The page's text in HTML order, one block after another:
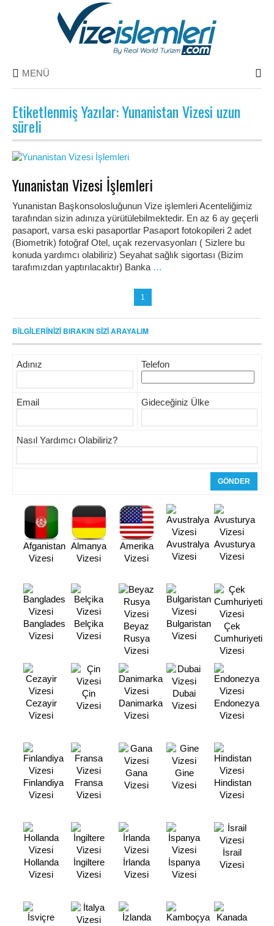
MENÜ
Etiketlenmiş Yazılar: Yunanistan Vizesi uzun
süreli
Yunanistan Vizesi İşlemleri
Yunanistan Başkonsolosluğunun Vize işlemleri Acenteliğimiz
tarafından sizin adınıza yürütülebilmektedir. En az 6 ay geçerli
pasaport, varsa eski pasaportlar Pasaport fotokopileri 2 adet
(Biometrik) fotoğraf Otel, uçak rezervasyonları ( Sizlere bu
konuda yardımcı olabiliriz) Seyahat sağlık sigortası (Bizim
tarafımızdan yaptırılacaktır) Banka …
1
BİLGİLERİNİZİ BIRAKIN SİZİ ARAYALIM
Adınız Telefon
Email Gideceğiniz Ülke
Nasıl Yardımcı Olabiliriz?
Afganistan
Vizesi
Almanya
Vizesi
Amerika
Vizesi
Avustralya
Vizesi
Avusturya
Vizesi
Banglades
Vizesi
Belçika
Vizesi
Beyaz
Rusya
Vizesi
Bulgaristan
Vizesi
Çek
Cumhuriyeti
Vizesi
Cezayir
Vizesi
Çin
Vizesi
Danimarka
Vizesi
Dubai
Vizesi
Endonezya
Vizesi
Finlandiya
Vizesi
Fransa
Vizesi
Gana
Vizesi
Gine
Vizesi
Hindistan
Vizesi
Hollanda
Vizesi
İngiltere
Vizesi
İrlanda
Vizesi
İspanya
Vizesi
İsrail
Vizesi